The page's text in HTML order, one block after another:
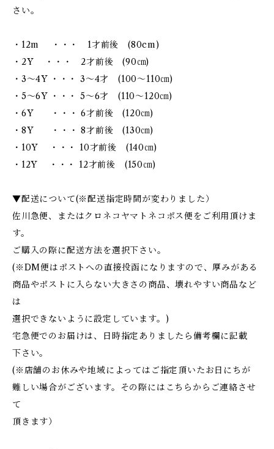
さい。
・12m ・・・ 1才前後 (80cm)
・2Y ・・・ 2才前後 (90㎝)
・3～4Y ・・・ 3～4才 (100～110㎝)
・5～6Y ・・・ 5～6才 (110～120㎝)
・6Y ・・・ 6才前後 (120㎝)
・8Y ・・・ 8才前後 (130㎝)
・10Y ・・・ 10才前後 (140㎝)
・12Y ・・・ 12才前後 (150㎝)
▼配送について(※配送指定時間が変わりました）
佐川急便、またはクロネコヤマトネコポス便をご利用頂けま
す。
ご購入の際に配送方法を選択下さい。
(※DM便はポストへの直接投函になりますので、厚みがある
商品やポストに入らない大きさの商品、壊れやすい商品など
は
選択できないように設定しています。)
宅急便でのお届けは、日時指定ありましたら備考欄に記載
下さい。
(※店舗のお休みや地域によってはご指定頂いたお日にちが
難しい場合がございます。その際にはこちらからご連絡させ
て
頂きます）